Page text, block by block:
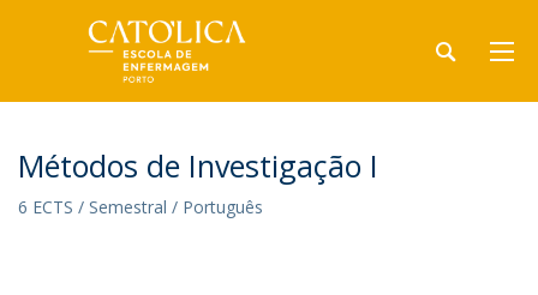
Métodos de Investigação I
6 ECTS / Semestral / Português